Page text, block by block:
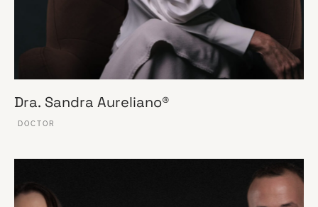
Dra. Sandra Aureliano®
DOCTOR